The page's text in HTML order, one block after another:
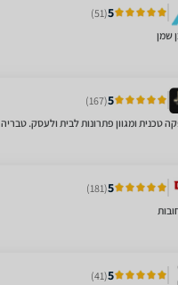
5
(51)
שמן
5
(167)
טכנית ומגוון פתרונות לבית ולעסק. טבריה
5
(181)
5
(41)